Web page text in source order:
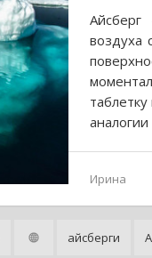
воздуха
Ирина
айсберги